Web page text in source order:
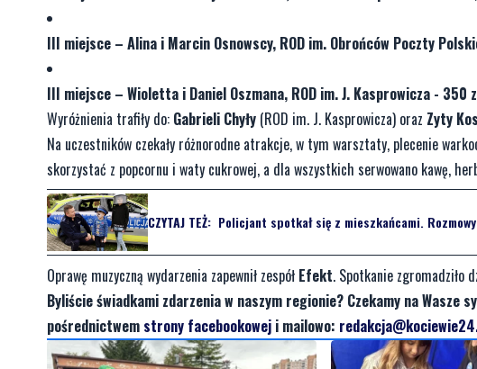
III miejsce – Alina i Marcin Osnowscy, ROD im. Obrońców Poczty
III miejsce – Wioletta i Daniel Oszmana, ROD im. J. Kasprowicza - 350
Wyróżnienia trafiły do: Gabrieli Chyły (ROD im. J. Kasprowicza) oraz Zyty
Na uczestników czekały różnorodne atrakcje, w tym warsztaty, plecenie
skorzystać z popcornu i waty cukrowej, a dla wszystkich serwowano kawę,
CZYTAJ TEŻ: Policjant spotkał się z mieszkańcami.
Oprawę muzyczną wydarzenia zapewnił zespół Efekt. Spotkanie zgromadziło
Byliście świadkami zdarzenia w naszym regionie? Czekamy na Wasze
pośrednictwem strony facebookowej i mailowo: